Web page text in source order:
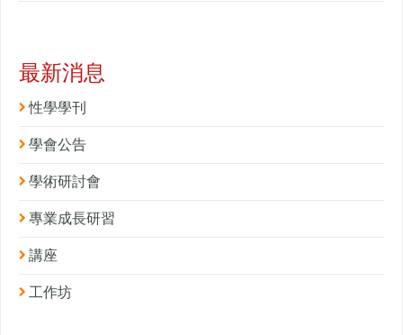
考。
四、透過舉辦性教育、性諮商與性治療的相關論文發表，促進國內
性教育學術研究交流，提昇我國性教育的專業成長。
最新消息
性學學刊
學會公告
學術研討會
專業成長研習
講座
工作坊